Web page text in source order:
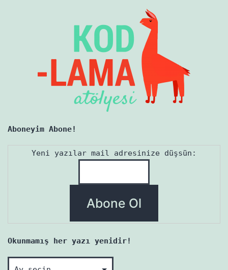
Aboneyim Abone!
Yeni yazılar mail adresinize düşsün:
Okunmamış her yazı yenidir!
Okunmamış